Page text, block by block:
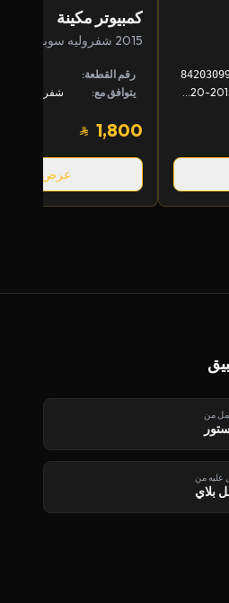
كمبيوتر مكينة
2015 شفروليه سوبربان
رقم القطعة:
يتوافق مع:
1,800
عرض
من
عليه من
بلاي